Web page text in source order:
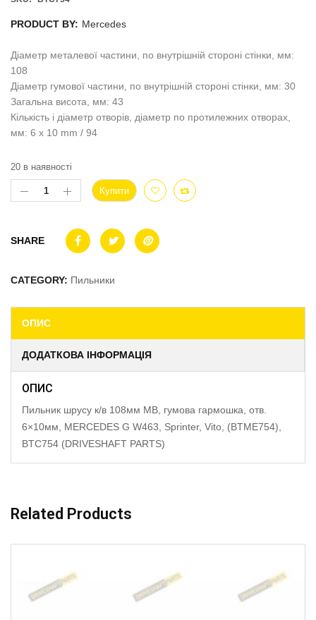
PRODUCT BY: Mercedes
Діаметр металевої частини, по внутрішній стороні стінки, мм:
108
Діаметр гумової частини, по внутрішній стороні стінки, мм: 30
Загальна висота, мм: 43
Кількість і діаметр отворів, діаметр по протилежних отворах,
мм: 6 x 10 mm / 94
20 в наявності
Купити
SHARE
CATEGORY: Пильники
ОПИС
ДОДАТКОВА ІНФОРМАЦІЯ
ОПИС
Пильник шрусу к/в 108мм MB, гумова гармошка, отв.
6×10мм, MERCEDES G W463, Sprinter, Vito, (BTME754),
BTC754 (DRIVESHAFT PARTS)
Related Products